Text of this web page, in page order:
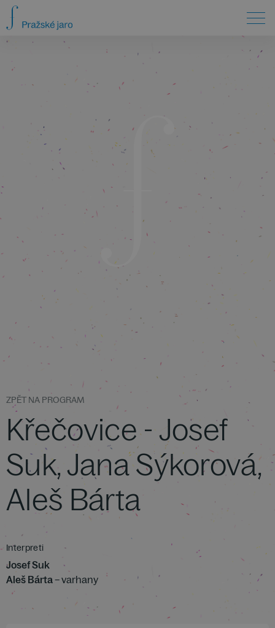
ZPĚT NA PROGRAM
Křečovice - Josef
Suk, Jana Sýkorová,
Aleš Bárta
Interpreti
Josef Suk
Aleš Bárta– varhany